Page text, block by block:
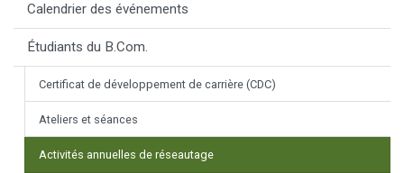
Calendrier des événements
Étudiants du B.Com.
Certificat de développement de carrière (CDC)
Ateliers et séances
Activités annuelles de réseautage